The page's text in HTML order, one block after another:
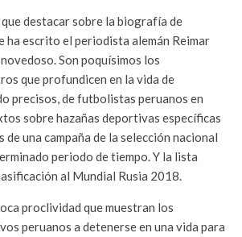
destacar sobre la biografía de
ha escrito el periodista alemán Reimar
Son poquísimos los
que profundicen en la vida de
precisos, de futbolistas peruanos en
sobre hazañas deportivas específicas
de una campaña de la selección nacional
periodo de tiempo. Y la lista
al Mundial Rusia 2018.
proclividad que muestran los
peruanos a detenerse en una vida para